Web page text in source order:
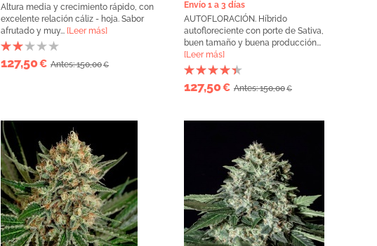
Altura media y crecimiento rápido, con
excelente relación cáliz - hoja. Sabor
afrutado y muy... [Leer más]
127,50€ Antes: 150,00€
Envío 1 a 3 días
AUTOFLORACIÓN. Híbrido
autofloreciente con porte de Sativa,
buen tamaño y buena producción...
[Leer más]
127,50€ Antes: 150,00€